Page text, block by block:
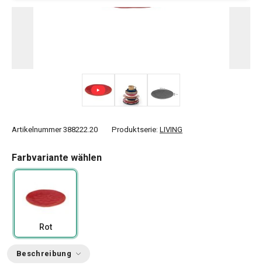
Artikelnummer 388222.20 Produktserie: LIVING
Farbvariante wählen
Rot
Beschreibung